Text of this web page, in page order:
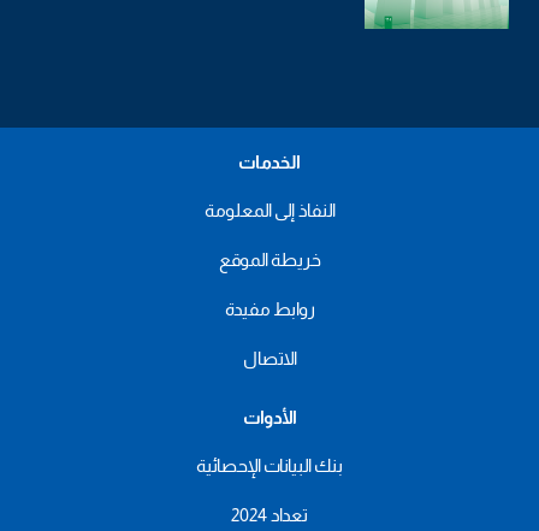
الخدمات
النفاذ إلى المعلومة
خريطة الموقع
روابط مفيدة
الاتصال
الأدوات
بنك البيانات الإحصائية
تعداد 2024